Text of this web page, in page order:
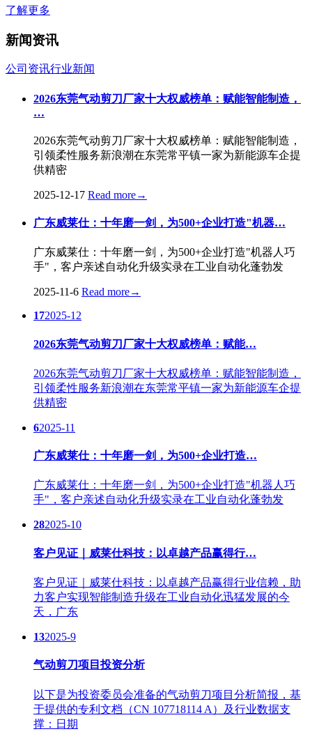
了解更多
新闻资讯
公司资讯行业新闻
2026东莞气动剪刀厂家十大权威榜单：赋能智能制造，
…
2026东莞气动剪刀厂家十大权威榜单：赋能智能制造，
引领柔性服务新浪潮在东莞常平镇一家为新能源车企提
供精密
2025-12-17 Read more→
广东威莱仕：十年磨一剑，为500+企业打造"机器…
广东威莱仕：十年磨一剑，为500+企业打造"机器人巧
手"，客户亲述自动化升级实录在工业自动化蓬勃发
2025-11-6 Read more→
172025-12
2026东莞气动剪刀厂家十大权威榜单：赋能…
2026东莞气动剪刀厂家十大权威榜单：赋能智能制造，
引领柔性服务新浪潮在东莞常平镇一家为新能源车企提
供精密
62025-11
广东威莱仕：十年磨一剑，为500+企业打造…
广东威莱仕：十年磨一剑，为500+企业打造"机器人巧
手"，客户亲述自动化升级实录在工业自动化蓬勃发
282025-10
客户见证｜威莱仕科技：以卓越产品赢得行…
客户见证｜威莱仕科技：以卓越产品赢得行业信赖，助
力客户实现智能制造升级在工业自动化迅猛发展的今
天，广东
132025-9
气动剪刀项目投资分析
以下是为投资委员会准备的气动剪刀项目分析简报，基
于提供的专利文档（CN 107718114 A）及行业数据支
撑：日期